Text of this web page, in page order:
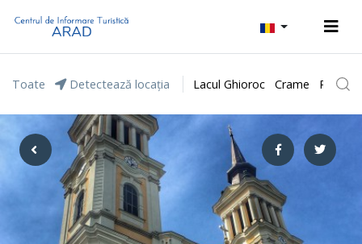
Toate Detectează locația Lacul Ghioroc Crame Parcul